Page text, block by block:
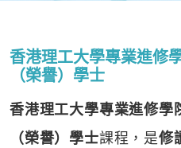
香港理工大學專業進修
（榮譽）學士
香港理工大學專業進修學
（榮譽）學士課程，是修